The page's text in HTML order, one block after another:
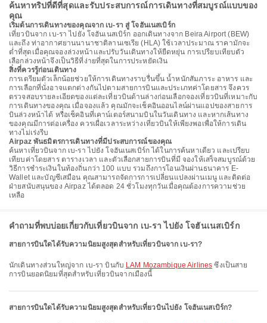
ค้นหาทริปที่ดีที่สุดและรับประสบการณ์การเดินทางที่สมบูรณ์แบบของ
คุณ
เริ่มต้นการเดินทางของคุณจาก เบ-รา สู่ โจฮันเนสเบิร์ก
เที่ยวบินจาก เบ-รา ไปยัง โจฮันเนสเบิร์ก ออกเดินทางจาก Beira Airport (BEW)
และถึง ท่าอากาศยานนานาชาติลานเซเรีย (HLA) ใช้เวลาประมาณ ราคามักจะ
ต่ำที่สุดเมื่อคุณจองล่วงหน้าและปรับวันเดินทางให้ยืดหยุ่น การเปรียบเทียบตัว
เลือกล่วงหน้าจึงเป็นวิธีที่ง่ายที่สุดในการประหยัดเงิน
สิ่งที่ควรรู้ก่อนเดินทาง
การเตรียมตัวเล็กน้อยช่วยให้การเดินทางราบรื่นขึ้น น้ำหนักสัมภาระ อาหาร และ
การเลือกที่นั่งอาจแตกต่างกันไปตามสายการบินและประเภทค่าโดยสาร จึงควร
ตรวจสอบรายละเอียดของแต่ละเที่ยวบินด้านล่างก่อนเลือกจองเที่ยวบินที่เหมาะกับ
การเดินทางของคุณ เมื่อจองแล้ว คุณมักจะเช็คอินออนไลน์ผ่านแอปของสายการ
บินล่วงหน้าได้ หรือเช็คอินที่เคาน์เตอร์สนามบินในวันเดินทาง และหากเส้นทาง
ของคุณมีการต่อเครื่อง ควรเผื่อเวลาระหว่างเที่ยวบินให้เพียงพอเพื่อให้การเดิน
ทางไม่เร่งรีบ
Airpaz พันธมิตรการเดินทางที่มีประสบการณ์ของคุณ
ค้นหาเที่ยวบินจาก เบ-รา ไปยัง โจฮันเนสเบิร์ก ได้ในการค้นหาเดียว และเปรียบ
เทียบค่าโดยสาร ตารางเวลา และตัวเลือกสายการบินที่มี จองให้เสร็จสมบูรณ์ด้วย
วิธีการชำระเงินในท้องถิ่นกว่า 100 แบบ รวมถึงการโอนเงินผ่านธนาคาร E-
Wallet และบัญชีเสมือน คุณสามารถจัดการการเปลี่ยนแปลงผ่านเมนู และติดต่อ
ฝ่ายสนับสนุนของ Airpaz ได้ตลอด 24 ชั่วโมงทุกวันเมื่อคุณต้องการความช่วย
เหลือ
คำถามที่พบบ่อยเกี่ยวกับเที่ยวบินจาก เบ-รา ไปยัง โจฮันเนสเบิร์ก
สายการบินใดได้รับความนิยมสูงสุดสำหรับเที่ยวบินจาก เบ-รา?
นักเดินทางส่วนใหญ่จาก เบ-รา บินกับ LAM Mozambique Airlines ซึ่งเป็นสาย
การบินยอดนิยมที่สุดสำหรับเที่ยวบินจากเมืองนี้
สายการบินใดได้รับความนิยมสูงสุดสำหรับเที่ยวบินไปยัง โจฮันเนสเบิร์ก?